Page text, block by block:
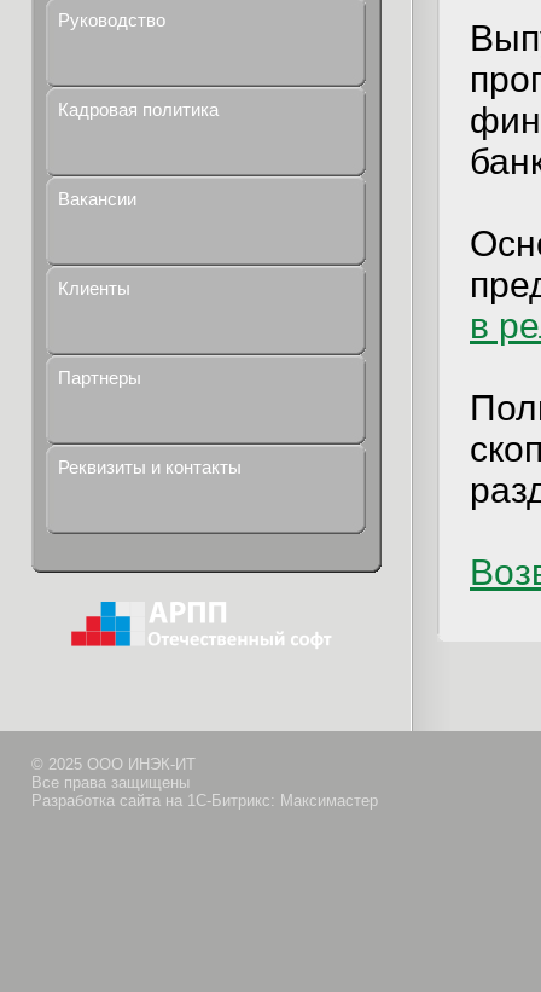
Руководство
Кадровая политика
Вакансии
Клиенты
Партнеры
Реквизиты и контакты
в
© 2025 ООО ИНЭК-ИТ
Все права защищены
Разработка сайта на 1С-Битрикс: Максимастер